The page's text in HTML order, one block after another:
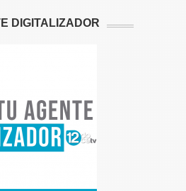
DIGITALIZADOR